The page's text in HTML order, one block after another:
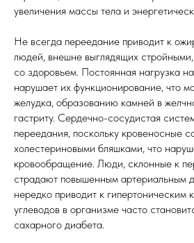
увеличения массы тела и
Не всегда переедание приводит к
людей, внешне выглядящих
со здоровьем. Постоянная нагрузка
нарушает их функционирование, что
желудка, образованию камней в
гастриту. Сердечно-сосудистая
переедания, поскольку кровеносные
холестериновыми бляшками, что
кровообращение. Люди, склонные к
страдают повышенным артериальным
нередко приводит к гипертоническим
углеводов в организме часто
сахарного диабета.